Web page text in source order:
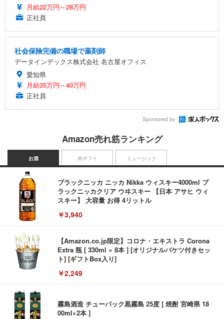
月給22万円～28万円
正社員
社会保険完備の職場で薬剤師
データインデックス株式会社 名古屋オフィス
愛知県
月給35万円～40万円
正社員
Sponsored by
Amazon売れ筋ランキング
お酒
ブラックニッカ ニッカ Nikka ウィスキー4000ml ブ
ラックニッカクリア ウヰスキー 【日本 アサヒ ウィ
スキー】 大容量 お得 4リットル
￥3,940
【Amazon.co.jp限定】コロナ・エキストラ Corona
Extra 瓶 [ 330ml × 8本 ] [オリジナルバケツ付きセッ
ト] [ギフトBox入り]
￥2,249
霧島酒造 チューパック黒霧島 25度 [ 焼酎 宮崎県 18
00ml×2本 ]
肉ギフト ミュージック